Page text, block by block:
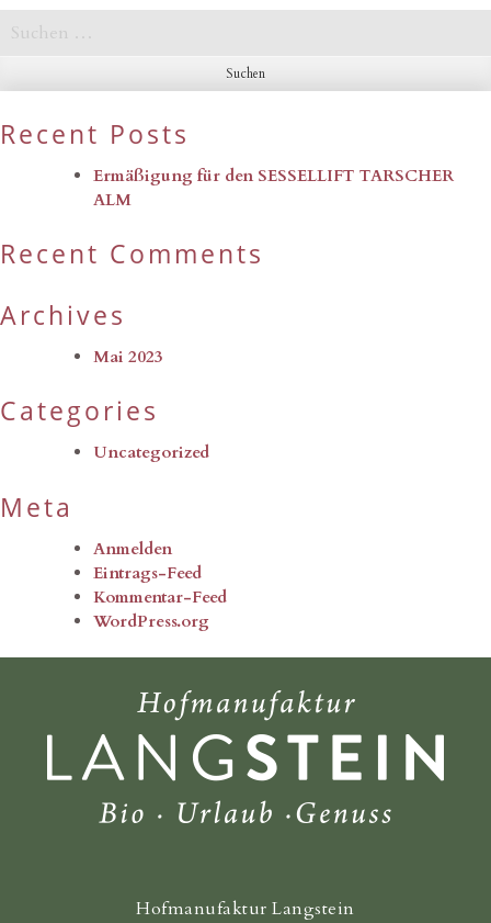
Suchen
nach:
Recent Posts
Ermäßigung für den SESSELLIFT TARSCHER
ALM
Recent Comments
Archives
Mai 2023
Categories
Uncategorized
Meta
Anmelden
Eintrags-Feed
Kommentar-Feed
WordPress.org
Hofmanufaktur Langstein